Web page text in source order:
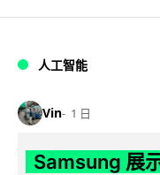
人工智能
Vin 1 日
Samsung 展